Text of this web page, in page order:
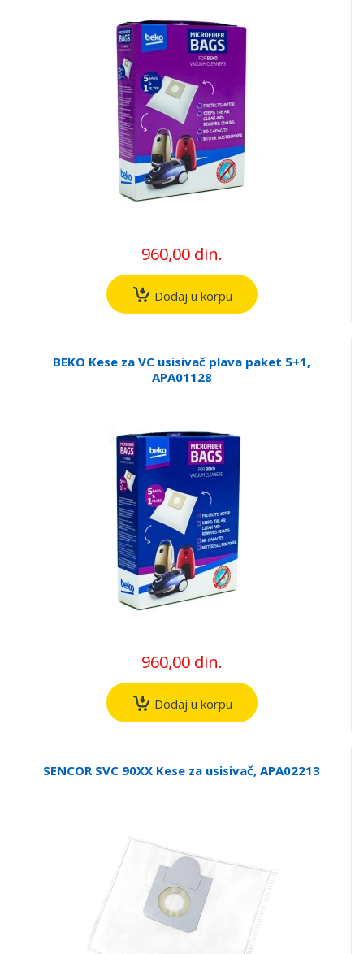
960,00 din.
Dodaj u korpu
BEKO Kese za VC usisivač plava paket 5+1,
APA01128
960,00 din.
Dodaj u korpu
SENCOR SVC 90XX Kese za usisivač, APA02213